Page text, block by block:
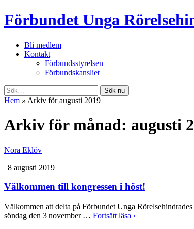
Förbundet Unga
Bli medlem
Kontakt
Förbundsstyrelsen
Förbundskansliet
Sök nu
Hem » Arkiv för augusti 2019
Arkiv för månad: augusti
Nora Eklöv
| 8 augusti 2019
Välkommen till kongressen i höst!
Välkommen att delta på Förbundet Unga
söndag den 3 november … Fortsätt läsa ›